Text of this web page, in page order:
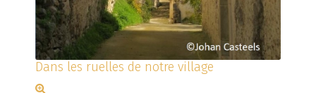
Dans les ruelles de notre village